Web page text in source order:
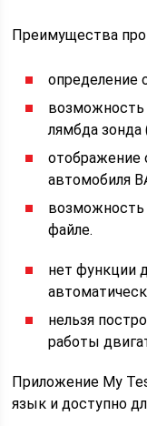
Преимущества
определение
возможность
лямбда зонда
отображение
автомобиля
возможность
файле.
нет функции
нельзя
работы
Приложение My
язык и доступно